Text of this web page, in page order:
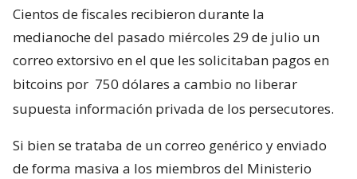
Cientos de fiscales recibieron durante la
medianoche del pasado miércoles 29 de julio un
correo extorsivo en el que les solicitaban pagos en
bitcoins por 750 dólares a cambio no liberar
supuesta información privada de los persecutores.
Si bien se trataba de un correo genérico y enviado
de forma masiva a los miembros del Ministerio